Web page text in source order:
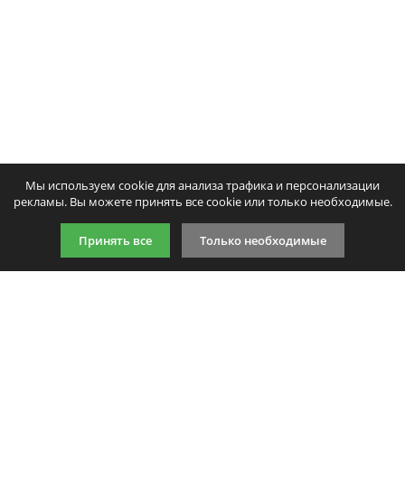
Введите код, указанный на картинке:
Продолжить
Мы используем cookie для анализа трафика и персонализации
рекламы. Вы можете принять все cookie или только необходимые.
Принять все Только необходимые